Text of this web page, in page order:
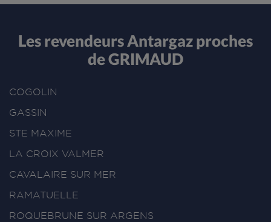
Les revendeurs Antargaz proches
de GRIMAUD
COGOLIN
GASSIN
STE MAXIME
LA CROIX VALMER
CAVALAIRE SUR MER
RAMATUELLE
ROQUEBRUNE SUR ARGENS